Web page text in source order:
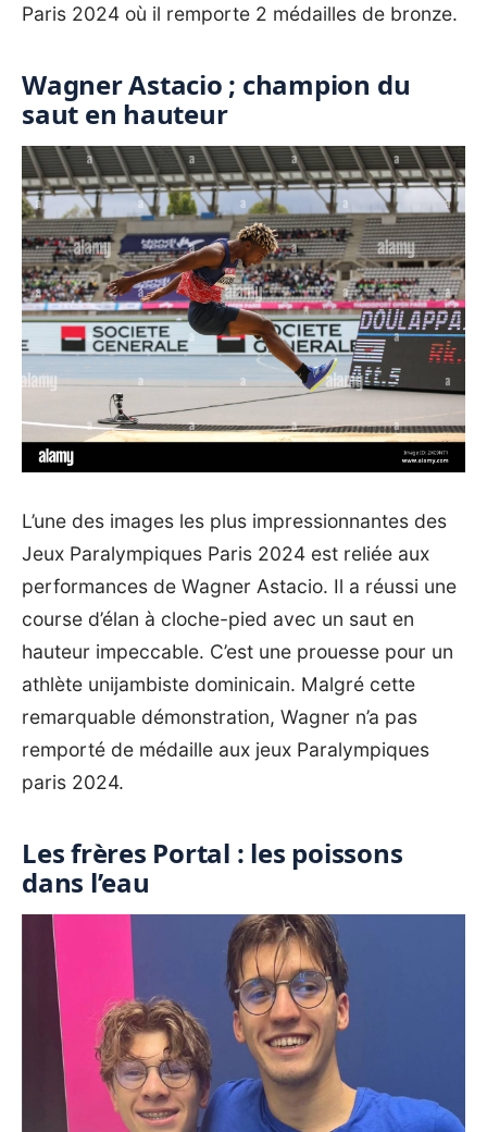
Paris 2024 où il remporte 2 médailles de bronze.
Wagner Astacio ; champion du
saut en hauteur
L’une des images les plus impressionnantes des
Jeux Paralympiques Paris 2024 est reliée aux
performances de Wagner Astacio. Il a réussi une
course d’élan à cloche-pied avec un saut en
hauteur impeccable. C’est une prouesse pour un
athlète unijambiste dominicain. Malgré cette
remarquable démonstration, Wagner n’a pas
remporté de médaille aux jeux Paralympiques
paris 2024.
Les frères Portal : les poissons
dans l’eau